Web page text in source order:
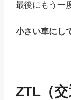
最後にもう一
小さい車にし
ZTL（